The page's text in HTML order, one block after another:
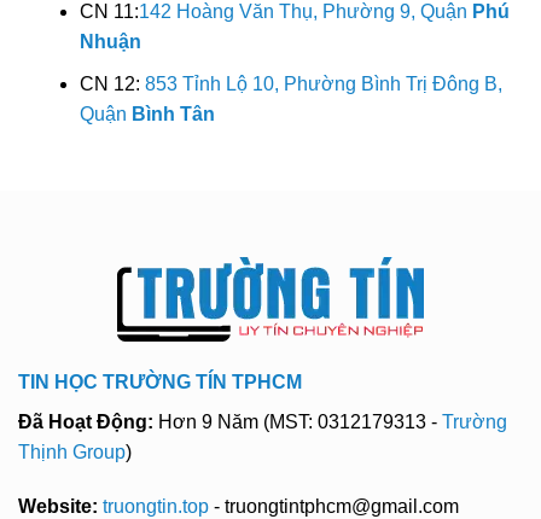
CN 11:142 Hoàng Văn Thụ, Phường 9, Quận Phú
Nhuận
CN 12: 853 Tỉnh Lộ 10, Phường Bình Trị Đông B,
Quận Bình Tân
TIN HỌC TRƯỜNG TÍN TPHCM
Đã Hoạt Động: Hơn 9 Năm (MST: 0312179313 - Trường
Thịnh Group)
Website: truongtin.top - truongtintphcm@gmail.com